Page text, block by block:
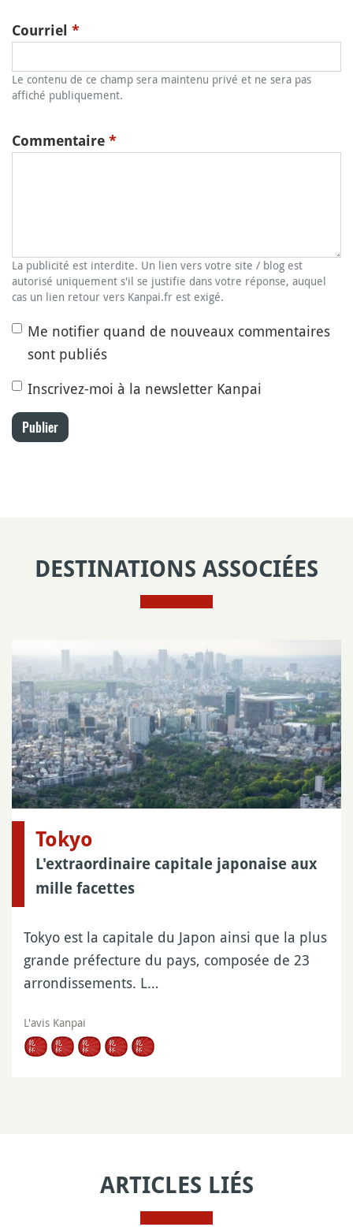
Courriel *
Le contenu de ce champ sera maintenu privé et ne sera pas
affiché publiquement.
Commentaire *
La publicité est interdite. Un lien vers votre site / blog est
autorisé uniquement s'il se justifie dans votre réponse, auquel
cas un lien retour vers Kanpai.fr est exigé.
Me notifier quand de nouveaux commentaires
sont publiés
Inscrivez-moi à la newsletter Kanpai
Publier
DESTINATIONS ASSOCIÉES
Tokyo
L'extraordinaire capitale japonaise aux
mille facettes
Tokyo est la capitale du Japon ainsi que la plus
grande préfecture du pays, composée de 23
arrondissements. L…
L'avis Kanpai
ARTICLES LIÉS